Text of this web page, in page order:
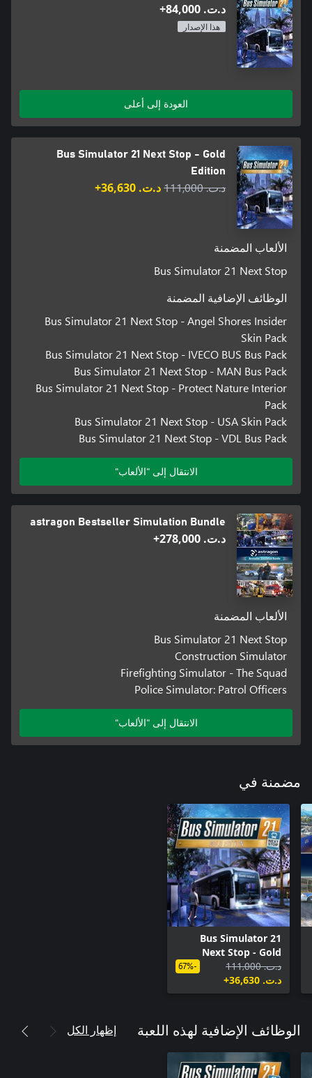
د.ت.‏ 84,000+
هذا الإصدار
العودة إلى أعلى
Bus Simulator 21 Next Stop - Gold
Edition
د.ت.‏ 111,000 د.ت.‏ 36,630+
الألعاب المضمنة
Bus Simulator 21 Next Stop
الوظائف الإضافية المضمنة
Bus Simulator 21 Next Stop - Angel Shores Insider
Skin Pack
Bus Simulator 21 Next Stop - IVECO BUS Bus Pack
Bus Simulator 21 Next Stop - MAN Bus Pack
Bus Simulator 21 Next Stop - Protect Nature Interior
Pack
Bus Simulator 21 Next Stop - USA Skin Pack
Bus Simulator 21 Next Stop - VDL Bus Pack
الانتقال إلى "الألعاب"
astragon Bestseller Simulation Bundle
د.ت.‏ 278,000+
الألعاب المضمنة
Bus Simulator 21 Next Stop
Construction Simulator
Firefighting Simulator - The Squad
Police Simulator: Patrol Officers
الانتقال إلى "الألعاب"
مضمنة في
Bus Simulator 21
Next Stop - Gold
Edition
د.ت.‏ 111,000
د.ت.‏ 36,630+
-67%
الوظائف الإضافية لهذه اللعبة إظهار الكل